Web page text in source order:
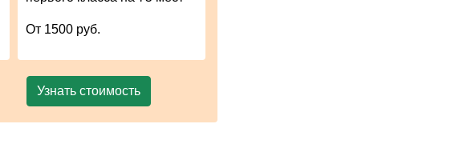
От 1500 руб.
Узнать стоимость